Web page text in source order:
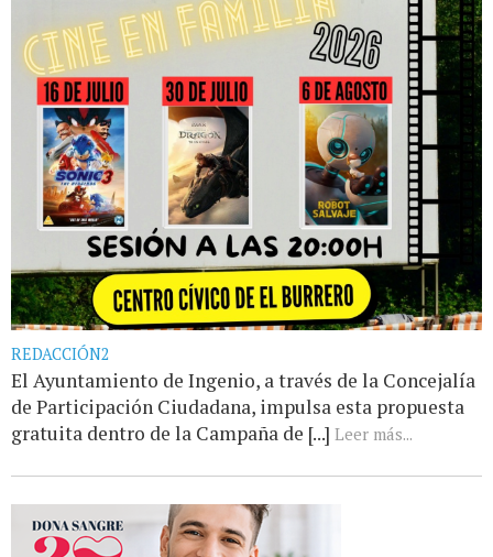
REDACCIÓN2
El Ayuntamiento de Ingenio, a través de la Concejalía
de Participación Ciudadana, impulsa esta propuesta
gratuita dentro de la Campaña de [...] Leer más...